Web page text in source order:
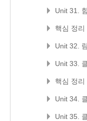
Unit 31.
핵심 정리
Unit 32.
Unit 33.
핵심 정리
Unit 34.
Unit 35.